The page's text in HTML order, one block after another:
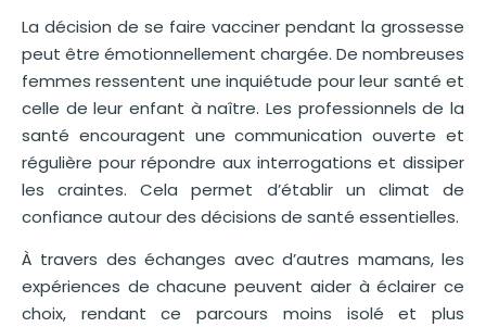
La décision de se faire vacciner pendant la grossesse
peut être émotionnellement chargée. De nombreuses
femmes ressentent une inquiétude pour leur santé et
celle de leur enfant à naître. Les professionnels de la
santé encouragent une communication ouverte et
régulière pour répondre aux interrogations et dissiper
les craintes. Cela permet d’établir un climat de
confiance autour des décisions de santé essentielles.
À travers des échanges avec d’autres mamans, les
expériences de chacune peuvent aider à éclairer ce
choix, rendant ce parcours moins isolé et plus